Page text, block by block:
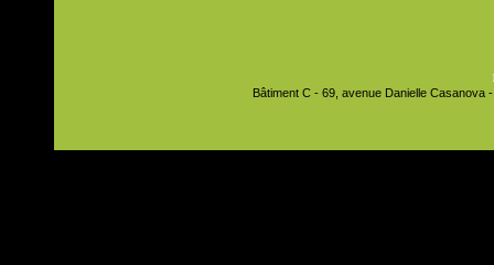
Bâtiment C - 69, avenue Danielle